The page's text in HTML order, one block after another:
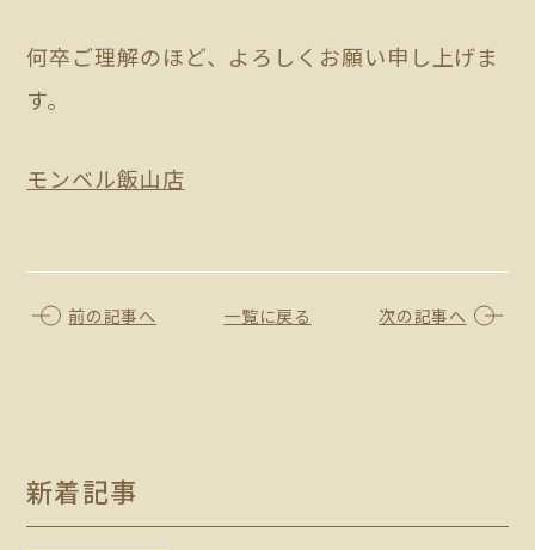
何卒ご理解のほど、よろしくお願い申し上げま
す。
モンベル飯山店
前の記事へ 一覧に戻る 次の記事へ
新着記事